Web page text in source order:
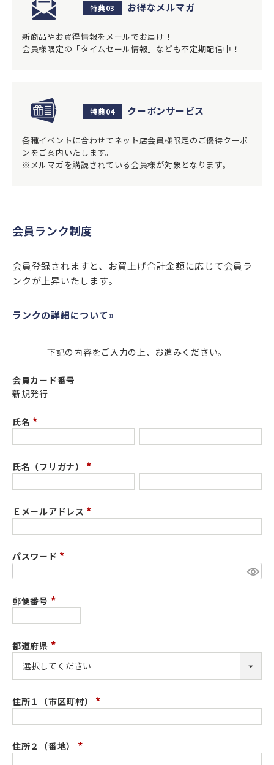
特典03 お得なメルマガ
新商品やお買得情報をメールでお届け！
会員様限定の「タイムセール情報」なども不定期配信中！
特典04 クーポンサービス
各種イベントに合わせてネット店会員様限定のご優待クーポ
ンをご案内いたします。
※メルマガを購読されている会員様が対象となります。
会員ランク制度
会員登録されますと、お買上げ合計金額に応じて会員ラ
ンクが上昇いたします。
ランクの詳細について»
会員ランクに応じて、各種特典をご用意しています。 ラ
ンク判定は累積購入金額に応じて、アップ・ダウンがご
ざいます。
下記の内容をご入力の上、お進みください。
会員カード番号
新規発行
氏名
必
須
)
氏名（フリガナ）
必
須
)
Ｅメールアドレス
必
)
パスワード
必
)
郵便番号
必
須
)
都道府県
必
)
住所１（市区町村）
必
)
住所２（番地）